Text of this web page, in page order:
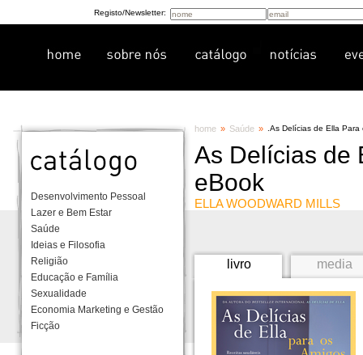
Registo/Newsletter:
Desenvolvimento Pessoal
Lazer e Bem Estar
Saúde
Ideias e Filosofia
Religião
Educação e Família
Sexualidade
Economia Marketing e Gestão
Ficção
home » Saúde » As Delícias de Ella Para
As Delícias de
eBook
ELLA WOODWARD MILLS
livro media